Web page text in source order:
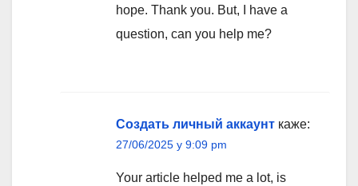
hope. Thank you. But, I have a
question, can you help me?
Создать личный аккаунт каже:
27/06/2025 у 9:09 pm
Your article helped me a lot, is